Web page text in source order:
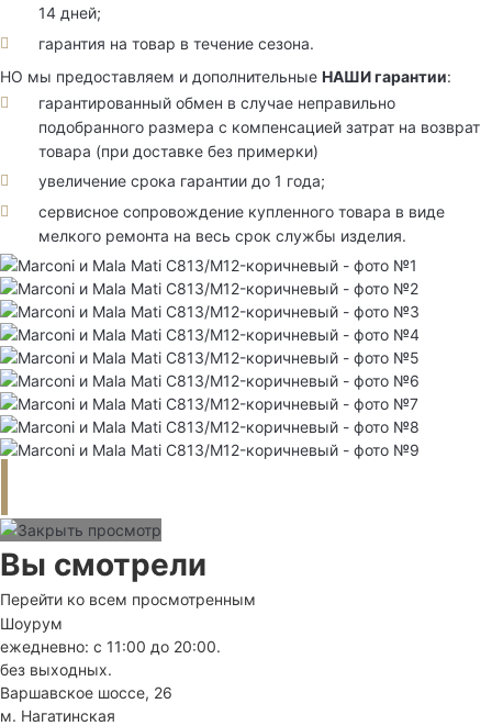
14 дней;
гарантия на товар в течение сезона.
НО мы предоставляем и дополнительные НАШИ гарантии:
гарантированный обмен в случае неправильно
подобранного размера с компенсацией затрат на возврат
товара (при доставке без примерки)
увеличение срока гарантии до 1 года;
сервисное сопровождение купленного товара в виде
мелкого ремонта на весь срок службы изделия.
Вы смотрели
Перейти ко всем просмотренным
Шоурум
ежедневно: с 11:00 до 20:00.
без выходных.
Варшавское шоссе, 26
м. Нагатинская